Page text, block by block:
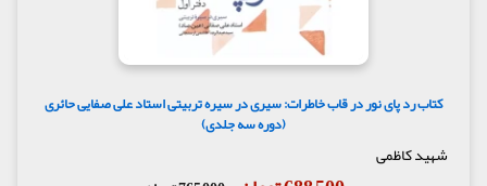
کتاب رد پای نور در قاب خاطرات: سیری در سیره تربیتی استاد علی صفایی حائری
(دوره سه جلدی)
شهید کاظمی